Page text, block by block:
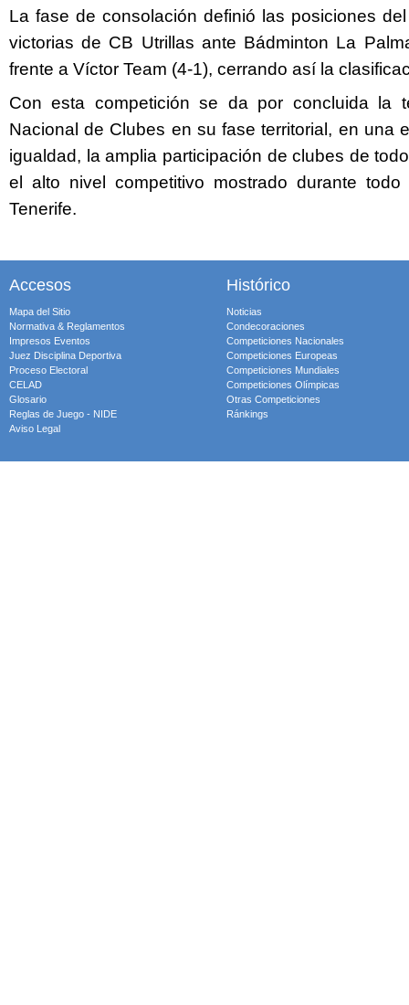
La fase de consolación definió las posiciones
victorias de CB Utrillas ante Bádminton La
frente a Víctor Team (4-1), cerrando así la
Con esta competición se da por concluida la
Nacional de Clubes en su fase territorial, en una
igualdad, la amplia participación de clubes de
el alto nivel competitivo mostrado durante
Tenerife.
Accesos
Mapa del Sitio
Normativa & Reglamentos
Impresos Eventos
Juez Disciplina Deportiva
Proceso Electoral
CELAD
Glosario
Reglas de Juego - NIDE
Aviso Legal
Histórico
Noticias
Condecoraciones
Competiciones Nacionales
Competiciones Europeas
Competiciones Mundiales
Competiciones Olímpicas
Otras Competiciones
Ránkings